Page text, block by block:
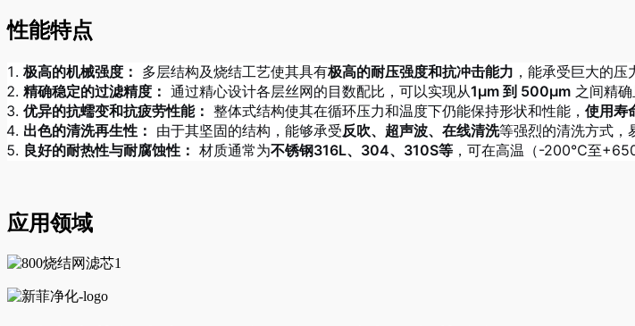
性能特点
极高的机械强度： 多层结构及烧结工艺使其具有极高的耐压强度和抗冲击能力 ，能承受巨大的压
精确稳定的过滤精度： 通过精心设计各层丝网的目数配比，可以实现从1μm 到 500μm 之间精
优异的抗蠕变和抗疲劳性能： 整体式结构使其在循环压力和温度下仍能保持形状和性能， 使用寿
出色的清洗再生性： 由于其坚固的结构，能够承受反吹、超声波、在线清洗等强烈的清洗方式，
良好的耐热性与耐腐蚀性： 材质通常为不锈钢316L、304、310S等 ，可在高温（-200℃至
应用领域